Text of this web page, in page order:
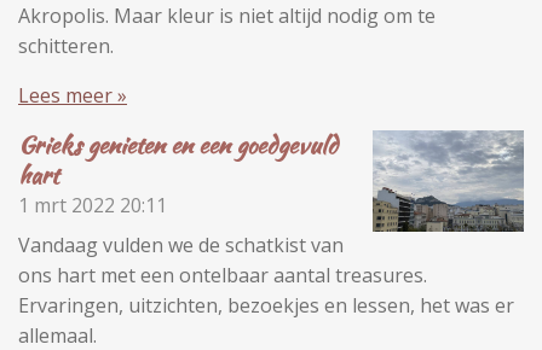
Akropolis. Maar kleur is niet altijd nodig om te
schitteren.
Lees meer »
Grieks genieten en een goedgevuld
hart
1 mrt 2022 20:11
Vandaag vulden we de schatkist van
ons hart met een ontelbaar aantal treasures.
Ervaringen, uitzichten, bezoekjes en lessen, het was er
allemaal.